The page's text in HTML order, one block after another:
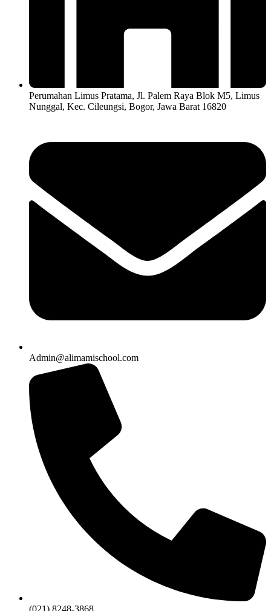
Perumahan Limus Pratama, Jl. Palem Raya Blok M5, Limus
Nunggal, Kec. Cileungsi, Bogor, Jawa Barat 16820
Admin@alimamischool.com